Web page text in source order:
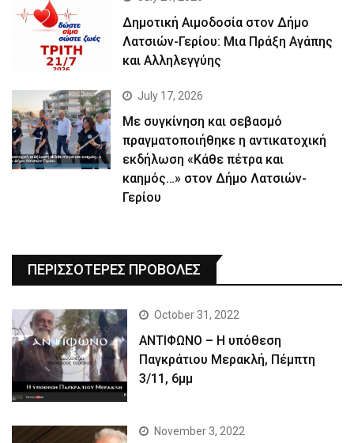
Δημοτική Αιμοδοσία στον Δήμο
Λατσιών-Γερίου: Μια Πράξη Αγάπης
και Αλληλεγγύης
July 17, 2026
Με συγκίνηση και σεβασμό
πραγματοποιήθηκε η αντικατοχική
εκδήλωση «Κάθε πέτρα και
καημός…» στον Δήμο Λατσιών-
Γερίου
ΠΕΡΙΣΣΟΤΕΡΕΣ ΠΡΟΒΟΛΕΣ
October 31, 2022
ΑΝΤΙΦΩΝΟ – Η υπόθεση
Παγκράτιου Μερακλή, Πέμπτη
3/11, 6μμ
November 3, 2022